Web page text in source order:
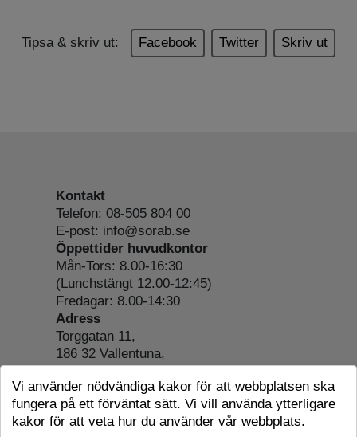
Tipsa & skriv ut: Facebook Twitter Skriv ut
Kontakt
Telefon: 08-505 804 00
E-post: info@sorab.se
Öppettider huvudkontor
Mån-Tors: 8.00-16:30
(Lunchstängt 12.00-12:45)
Fredagar: 8.00-14:30
Adress
Torggatan 11,
186 32 Vallentuna,
Org.nr: 556197-4022
Om webbplatsen
Tillgänglighetsredogörelse
Cookie-information
Vi använder nödvändiga kakor för att webbplatsen ska
fungera på ett förväntat sätt. Vi vill använda ytterligare
kakor för att veta hur du använder vår webbplats.